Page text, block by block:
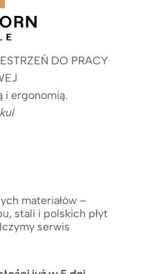
DO PRACY
i ergonomią.
materiałów –
stali i polskich płyt
serwis